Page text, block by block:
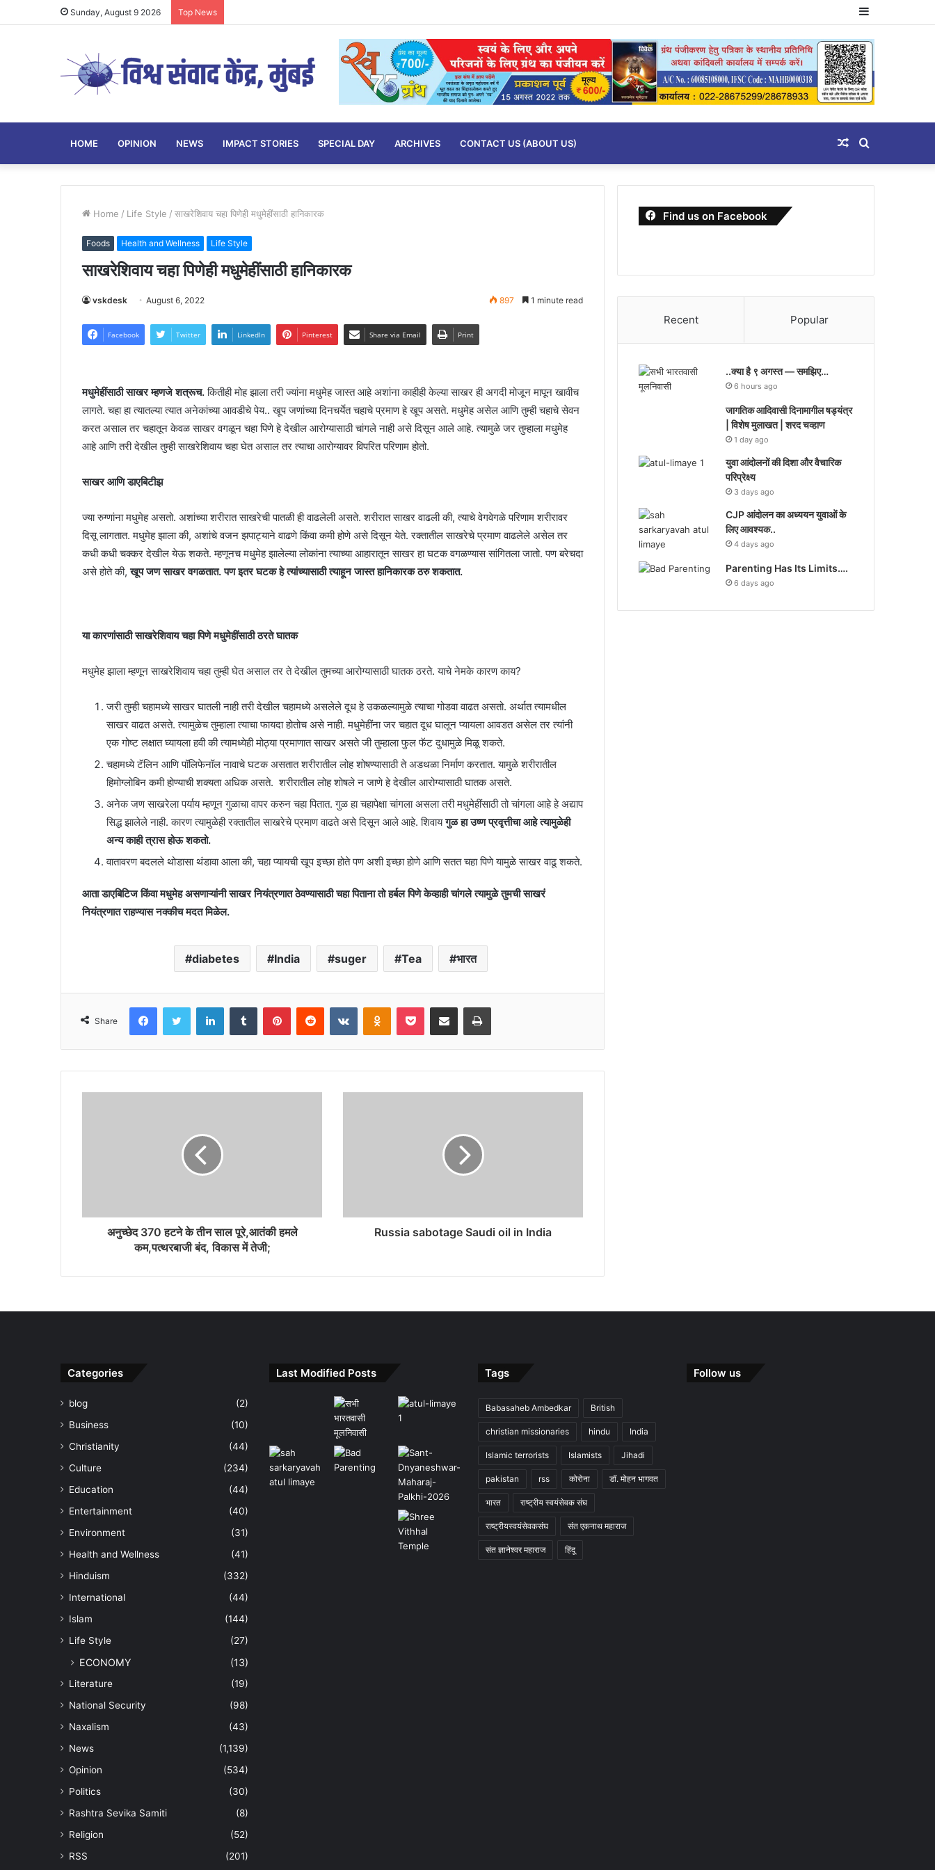
Sunday, August 9 2026 Top News Sidebar
HOME OPINION NEWS IMPACT STORIES SPECIAL DAY ARCHIVES CONTACT US (ABOUT US) Search
for
Random
Article
Home / Life Style / साखरेशिवाय चहा पिणेही मधुमेहींसाठी हानिकारक
Foods Health and Wellness Life Style
साखरेशिवाय चहा पिणेही मधुमेहींसाठी हानिकारक
vskdesk August 6, 2022 897 1 minute read
Facebook Twitter LinkedIn Pinterest Share via Email Print
मधुमेहींसाठी साखर म्हणजे शत्रूच.कितीही मोह झाला तरी ज्यांना मधुमेह जास्त आहे अशांना काहीही केल्या साखर ही अगदी मोजून मापून खावीच
लागते. चहा हा त्यातल्या त्यात अनेकांच्या आवडीचे पेय.. खूप जणांच्या दिनचर्येत चहाचे प्रमाण हे खूप असते. मधुमेह असेल आणि तुम्ही चहाचे सेवन
करत असाल तर चहातून केवळ साखर वगळून चहा पिणे हे देखील आरोग्यासाठी चांगले नाही असे दिसून आले आहे. त्यामुळे जर तुम्हाला मधुमेह
आहे आणि तरी देखील तुम्ही साखरेशिवाय चहा घेत असाल तर त्याचा आरोग्यावर विपरित परिणाम होतो.
साखर आणि डाएबिटीझ
ज्या रुग्णांना मधुमेह असतो. अशांच्या शरीरात साखरेची पातळी ही वाढलेली असते. शरीरात साखर वाढली की, त्याचे वेगवेगळे परिणाम शरीरावर
दिसू लागतात. मधुमेह झाला की, अशांचे वजन झपाट्याने वाढणे किंवा कमी होणे असे दिसून येते. रक्तातील साखरेचे प्रमाण वाढलेले असेल तर
कधी कधी चक्कर देखील येऊ शकते. म्हणूनच मधुमेह झालेल्या लोकांना त्याच्या आहारातून साखर हा घटक वगळण्यास सांगितला जातो. पण बरेचदा
असे होते की,खूप जण साखर वगळतात. पण इतर घटक हे त्यांच्यासाठी त्याहून जास्त हानिकारक ठरु शकतात.
या कारणांसाठी साखरेशिवाय चहा पिणे मधुमेहींसाठी ठरते घातक
मधुमेह झाला म्हणून साखरेशिवाय चहा तुम्ही घेत असाल तर ते देखील तुमच्या आरोग्यासाठी घातक ठरते. याचे नेमके कारण काय?
जरी तुम्ही चहामध्ये साखर घातली नाही तरी देखील चहामध्ये असलेले दूध हे उकळल्यामुळे त्याचा गोडवा वाढत असतो. अर्थात त्यामधील
साखर वाढत असते. त्यामुळेच तुम्हाला त्याचा फायदा होतोच असे नाही. मधुमेहींना जर चहात दूध घालून प्यायला आवडत असेल तर त्यांनी
एक गोष्ट लक्षात घ्यायला हवी की त्यामध्येही मोठ्या प्रमाणात साखर असते जी तुम्हाला फुल फॅट दुधामुळे मिळू शकते.
चहामध्ये टॅलिन आणि पॉलिफेनॉल नावाचे घटक असतात शरीरातील लोह शोषण्यासाठी ते अडथळा निर्माण करतात. यामुळे शरीरातील
हिमोग्लोबिन कमी होण्याची शक्यता अधिक असते. शरीरातील लोह शोषले न जाणे हे देखील आरोग्यासाठी घातक असते.
अनेक जण साखरेला पर्याय म्हणून गुळाचा वापर करुन चहा पितात. गुळ हा चहापेक्षा चांगला असला तरी मधुमेहींसाठी तो चांगला आहे हे अद्याप
सिद्ध झालेले नाही. कारण त्यामुळेही रक्तातील साखरेचे प्रमाण वाढते असे दिसून आले आहे. शिवायगुळ हा उष्ण प्रवृत्तीचा आहे त्यामुळेही
अन्य काही त्रास होऊ शकतो.
वातावरण बदलले थोडासा थंडावा आला की, चहा प्यायची खूप इच्छा होते पण अशी इच्छा होणे आणि सतत चहा पिणे यामुळे साखर वाढू शकते.
आता डाएबिटिज किंवा मधुमेह असणाऱ्यांनी साखर नियंत्रणात ठेवण्यासाठी चहा पिताना तो हर्बल पिणे केव्हाही चांगले त्यामुळे तुमची साखरं
नियंत्रणात राहण्यास नक्कीच मदत मिळेल.
diabetes India suger Tea भारत
Share
FacebookTwitter LinkedInTumblr PinterestReddit VKontakteOdnoklassniki
Pocket Share via Email Print
अनुच्छेद 370 हटने के तीन साल पूरे,आतंकी हमले
कम,पत्थरबाजी बंद, विकास में तेजी;
Russia sabotage Saudi oil in India
Find us on Facebook
Recent Popular
..क्या है ९ अगस्त — समझिए…
6 hours ago
जागतिक आदिवासी दिनामागील षड्यंत्र
| विशेष मुलाखत | शरद चव्हाण
1 day ago
युवा आंदोलनों की दिशा और वैचारिक
परिप्रेक्ष्य
3 days ago
CJP आंदोलन का अध्ययन युवाओं के
लिए आवश्यक..
4 days ago
Parenting Has Its Limits….
6 days ago
Categories
blog
(2)
Business
(10)
Christianity
(44)
Culture
(234)
Education
(44)
Entertainment
(40)
Environment
(31)
Health and Wellness
(41)
Hinduism
(332)
International
(44)
Islam
(144)
Life Style
(27)
ECONOMY (13)
Literature
(19)
National Security
(98)
Naxalism
(43)
News
(1,139)
Opinion
(534)
Politics
(30)
Rashtra Sevika Samiti
(8)
Religion
(52)
RSS
(201)
Last Modified Posts Tags
Babasaheb Ambedkar British
christian missionaries hindu India
Islamic terrorists Islamists Jihadi
pakistan rss कोरोना डॉ. मोहन भागवत
भारत राष्ट्रीय स्वयंसेवक संघ
राष्ट्रीयस्वयंसेवकसंघ संत एकनाथ महाराज
संत ज्ञानेश्वर महाराज हिंदू
Follow us